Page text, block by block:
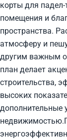
корты для
помещения и
пространства.
атмосферу и
другим важным
план делает
строительства,
высоких
дополнительные